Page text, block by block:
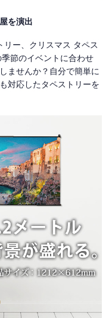
を演出
ー、クリスマス タペス
節のイベントに合わせ
ませんか？自分で簡単に
対応したタペストリーを